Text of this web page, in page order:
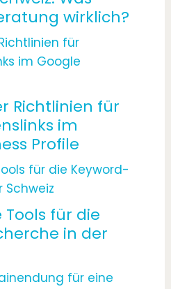
wirklich?
Richtlinien für
im
Profile
Tools für die
in der